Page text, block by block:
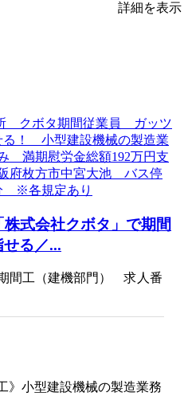
詳細を表示
式会社クボタ」で期間
る／...
間工（建機部門） 求人番
》小型建設機械の製造業務